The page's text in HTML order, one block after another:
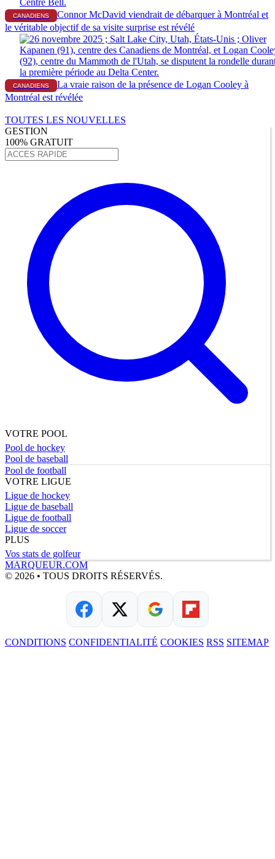
CANADIENS
Connor McDavid viendrait de débarquer à Montréal et
le véritable objectif de sa visite surprise est révélé
CANADIENS
La vraie raison de la présence de Logan Cooley à
Montréal est révélée
TOUTES LES NOUVELLES
GESTION
100% GRATUIT
VOTRE POOL
Pool de hockey
Pool de baseball
Pool de football
VOTRE LIGUE
Ligue de hockey
Ligue de baseball
Ligue de football
Ligue de soccer
PLUS
Vos stats de golfeur
MARQUEUR.COM
© 2026 • TOUS DROITS RÉSERVÉS.
CONDITIONS CONFIDENTIALITÉ COOKIES RSS SITEMAP